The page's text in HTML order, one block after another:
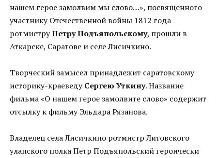
нашем герое замолвим мы слово…», посвященного
участнику Отечественной войны 1812 года
ротмиструПетру Подъяпольскому, прошли в
Аткарске, Саратове и селе Лисичкино.
Творческий замысел принадлежит саратовскому
историку-краеведуСергею Уткину. Название
фильма «О нашем герое замолвите слово» содержит
отсылку к фильму Эльдара Рязанова.
Владелец села Лисичкино ротмистр Литовского
уланского полка Петр Подъяпольский героически